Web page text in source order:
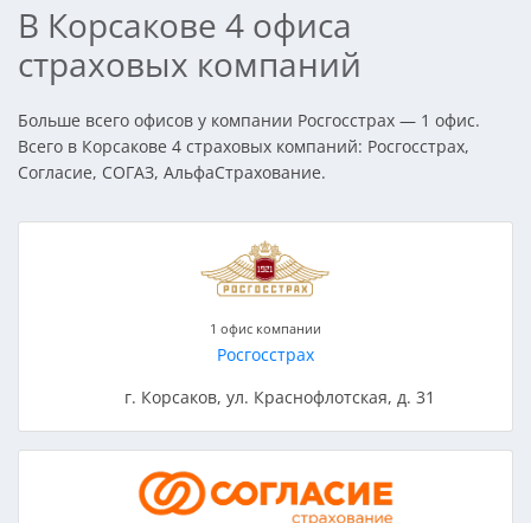
В Корсакове 4 офиса
страховых компаний
Больше всего офисов у компании Росгосстрах — 1 офис.
Всего в Корсакове 4 страховых компаний: Росгосстрах,
Согласие, СОГАЗ, АльфаСтрахование.
1 офис компании
Росгосстрах
г. Корсаков, ул. Краснофлотская, д. 31